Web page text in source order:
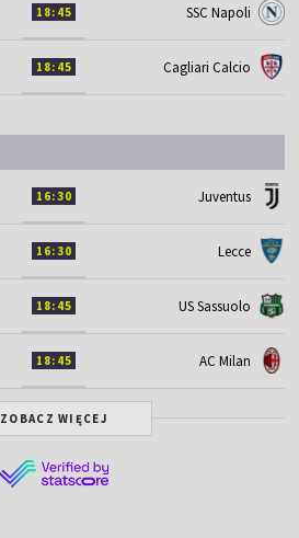
18:45 SSC Napoli
18:45 Cagliari Calcio
16:30 Juventus
16:30 Lecce
18:45 US Sassuolo
18:45 AC Milan
ZOBACZ WIĘCEJ